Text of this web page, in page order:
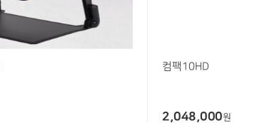
컴팩10HD
2,048,000원